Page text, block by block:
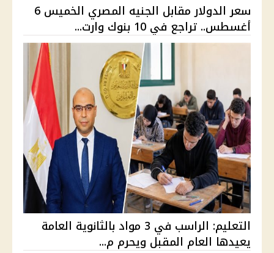
سعر الدولار مقابل الجنيه المصري الخميس 6
أغسطس.. تراجع في 10 بنوك وارت...
التعليم: الراسب في 3 مواد بالثانوية العامة
يعيدها العام المقبل ويحرم م...